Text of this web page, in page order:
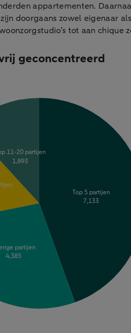
appartementen.
doorgaans zowel eigenaar
tot aan chique